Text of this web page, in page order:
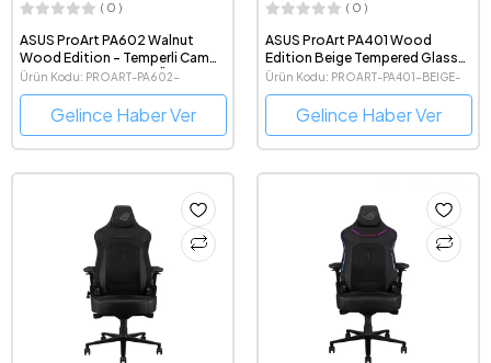
( 0 )
ASUS ProArt PA602 Walnut
Wood Edition - Temperli Cam
Yan Panel Ceviz Ağacı Ön Panel
Mid-Tower e-ATX Bilgisayar
Kasası
Ürün Kodu: PROART-PA602-
WALNUT-WOOD-TG
Gelince Haber Ver
( 0 )
ASUS ProArt PA401 Wood
Edition Beige Tempered Glass
Mid-Tower ATX Bej Bilgisayar
Kasası
Ürün Kodu: PROART-PA401-BEIGE-
TG
Gelince Haber Ver